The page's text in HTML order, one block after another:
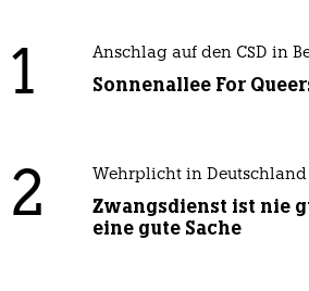
1 Anschlag auf den CSD in
Sonnenallee For
2 Wehrplicht in Deutschland
Zwangsdienst ist nie
eine gute Sache